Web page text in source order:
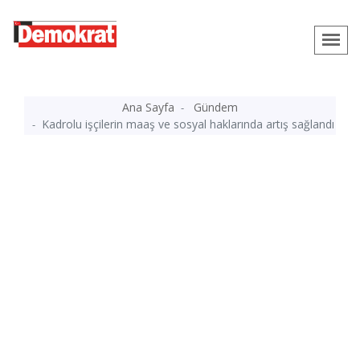
Ana Sayfa
Gündem
Kadrolu işçilerin maaş ve sosyal haklarında artış sağlandı